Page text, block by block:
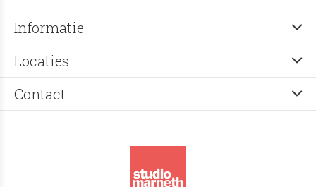
Informatie
Locaties
Contact